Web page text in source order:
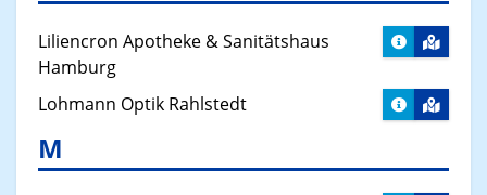
Liliencron Apotheke & Sanitätshaus
Hamburg
Lohmann Optik Rahlstedt
M